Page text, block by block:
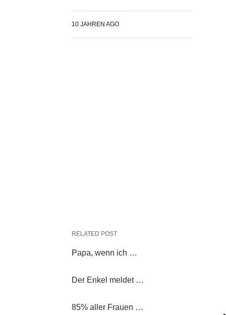
10 JAHREN AGO
RELATED POST
Papa, wenn ich …
Der Enkel meldet …
85% aller Frauen …